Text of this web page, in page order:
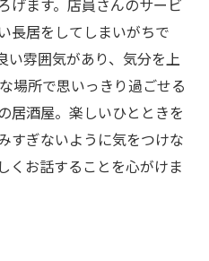
げます。店員さんのサービ
長居をしてしまいがちで
い雰囲気があり、気分を上
場所で思いっきり過ごせる
居酒屋。楽しいひとときを
すぎないように気をつけな
くお話することを心がけま